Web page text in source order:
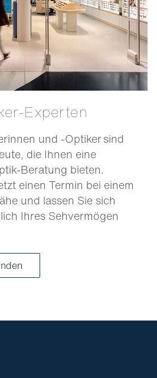
Experten
und -Optiker sind
die Ihnen eine
Beratung bieten.
einen Termin bei einem
und lassen Sie sich
Ihres Sehvermögen